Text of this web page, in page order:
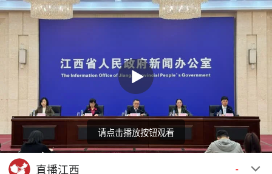
请点击播放按钮观看
回顾 00:00
直播江西 -